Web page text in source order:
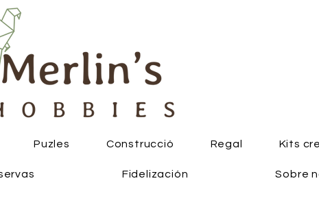
Puzles Construcció Regal Kits
Fidelización Sobre